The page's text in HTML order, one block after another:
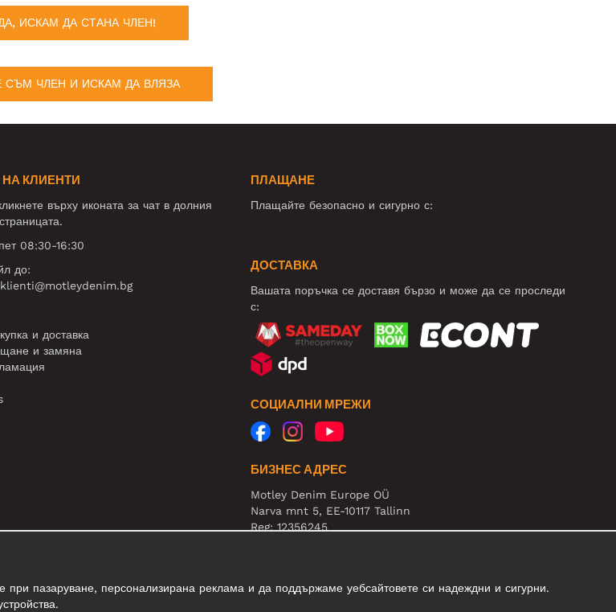
ИСКАМ ДА СТАНА ЧЛЕН!
СЪМ ЧЛЕН И ИСКАМ ДА ВЛЯЗА
КЛИЕНТИ
върху иконата за чат в долния
08:30-16:30
до:
и доставка
и замяна
ПЛАЩАНЕ
Плащайте безопасно и сигурно с:
ДОСТАВКА
Вашата поръчка се доставя бързо и може да се проследи
с:
СОЦИАЛНИ МРЕЖИ
БИЗНЕС АДРЕС
Motley Denim Europe OÜ
Narva mnt 5, EE-10117 Tallinn
Reg: 12356245
при пазаруване, персонализирана реклама и да поддържаме уебсайтовете си надеждни и сигурни.